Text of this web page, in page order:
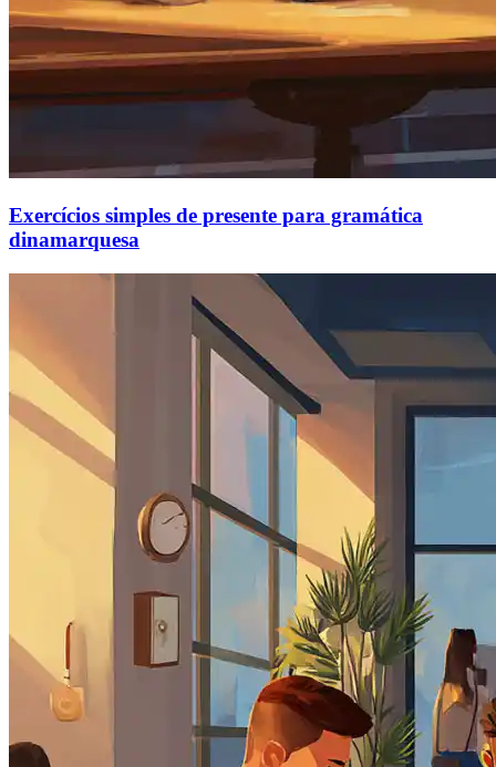
Exercícios simples de presente para gramática
dinamarquesa